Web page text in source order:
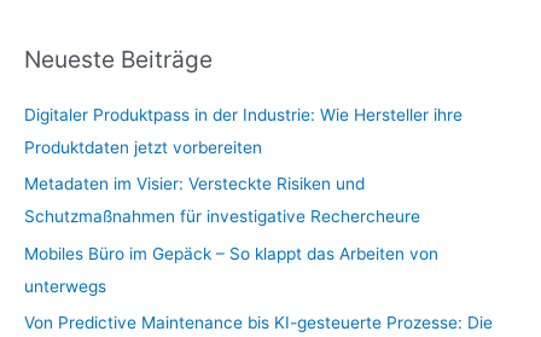
Neueste Beiträge
Digitaler Produktpass in der Industrie: Wie Hersteller ihre
Produktdaten jetzt vorbereiten
Metadaten im Visier: Versteckte Risiken und
Schutzmaßnahmen für investigative Rechercheure
Mobiles Büro im Gepäck – So klappt das Arbeiten von
unterwegs
Von Predictive Maintenance bis KI-gesteuerte Prozesse: Die